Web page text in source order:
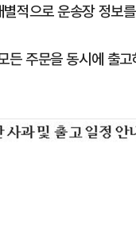
적으로 운송장 정보
든 주문을 동시에 출